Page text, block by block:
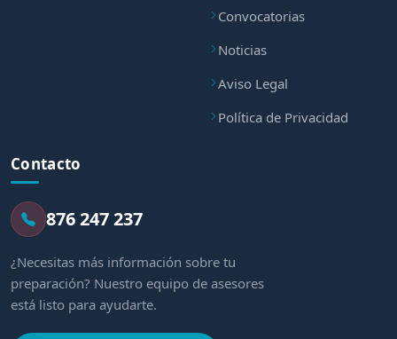
Convocatorias
Noticias
Aviso Legal
Política de Privacidad
Contacto
876 247 237
¿Necesitas más información sobre tu
preparación? Nuestro equipo de asesores
está listo para ayudarte.